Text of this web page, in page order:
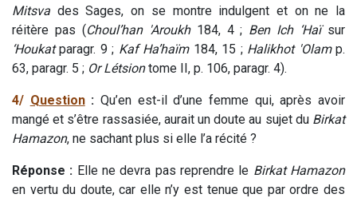
Mitsva des Sages, on se montre indulgent et on ne la
réitère pas (Choul’han 'Aroukh 184, 4 ; Ben Ich ‘Haï sur
‘Houkatparagr. 9 ; Kaf Ha’haïm 184, 15 ; Halikhot 'Olamp.
63, paragr. 5 ; Or Létsiontome II, p. 106, paragr. 4).
4/ Question:Qu’en est-il d’une femme qui, après avoir
mangé et s’être rassasiée, aurait un doute au sujet du Birkat
Hamazon, ne sachant plus si elle l’a récité ?
Réponse : Elle ne devra pas reprendre le Birkat Hamazon
en vertu du doute, car elle n’y est tenue que par ordre des